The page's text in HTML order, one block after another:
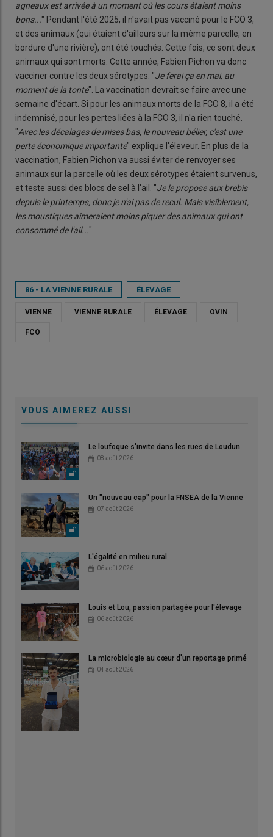
agneaux est arrivée à un moment où les cours étaient moins
bons... " Pendant l'été 2025, il n'avait pas vacciné pour le FCO 3,
et des animaux (qui étaient d'ailleurs sur la même parcelle, en
bordure d'une rivière), ont été touchés. Cette fois, ce sont deux
animaux qui sont morts. Cette année, Fabien Pichon va donc
vacciner contre les deux sérotypes. "Je ferai ça en mai, au
moment de la tonte". La vaccination devrait se faire avec une
semaine d'écart. Si pour les animaux morts de la FCO 8, il a été
indemnisé, pour les pertes liées à la FCO 3, il n'a rien touché.
"Avec les décalages de mises bas, le nouveau bélier, c'est une
perte économique importante" explique l'éleveur. En plus de la
vaccination, Fabien Pichon va aussi éviter de renvoyer ses
animaux sur la parcelle où les deux sérotypes étaient survenus,
et teste aussi des blocs de sel à l'ail. "Je le propose aux brebis
depuis le printemps, donc je n'ai pas de recul. Mais visiblement,
les moustiques aimeraient moins piquer des animaux qui ont
consommé de l'ail... "
86 - LA VIENNE RURALE ÉLEVAGE
VIENNE VIENNE RURALE ÉLEVAGE OVIN
FCO
VOUS AIMEREZ AUSSI
Le loufoque s'invite dans les rues de Loudun
08 août 2026
Un "nouveau cap" pour la FNSEA de la Vienne
07 août 2026
L'égalité en milieu rural
06 août 2026
Louis et Lou, passion partagée pour l'élevage
06 août 2026
La microbiologie au cœur d'un reportage primé
04 août 2026